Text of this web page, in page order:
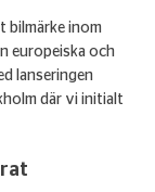
bilmärke inom
europeiska och
lanseringen
där vi initialt